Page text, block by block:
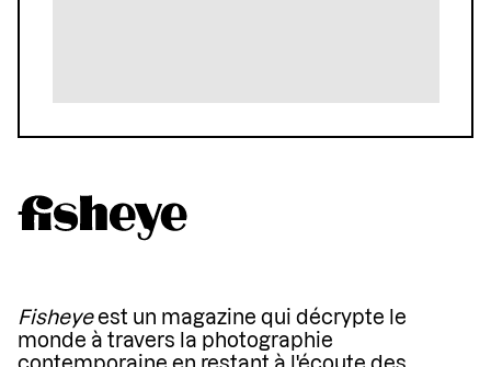
Fisheyeest un magazine qui décrypte le
monde à travers la photographie